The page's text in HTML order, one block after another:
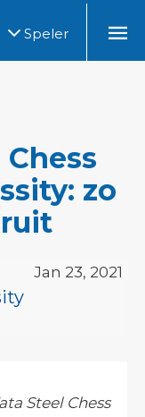
Speler
zo
Jan 23, 2021
Steel Chess